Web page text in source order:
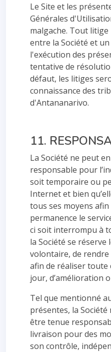
Le Site et les
Générales
malgache. Tout
entre la Société et
l'exécution des
tentative de
défaut, les litiges
connaissance des
d'Antananarivo.
11.
La Société ne peut
responsable pour
soit temporaire ou
Internet et bien
tous ses moyens afin
permanence le
ci soit interrompu à
la Société se
volontaire, de
afin de réaliser toute
jour, d’amélioration
Tel que mentionné
présentes, la
être tenue
livraison pour des
son contrôle,